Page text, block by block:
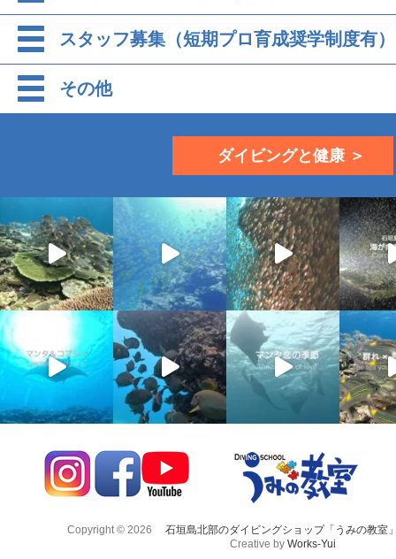
スタッフ募集（短期プロ育成奨学制度有）
その他
ダイビングと健康 ＞
Copyright © 2026
石垣島北部のダイビングショップ「うみの教室
Creative by Works-Yui